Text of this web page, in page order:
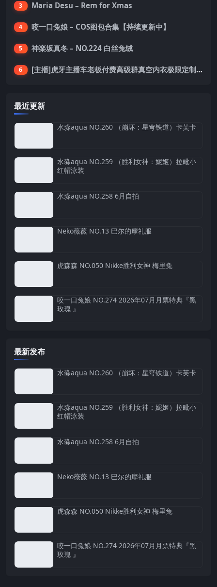
3 Maria Desu – Rem for Xmas
4 咬一口兔娘 – COS图包合集【持续更新中】
5 神楽坂真冬 – NO.224 白丝兔绒
6 [主播]虎牙主播车老板付费高级群真空内衣极限定制8分19
最近更新
水淼aqua NO.260 （崩坏：星穹铁道）卡芙卡
水淼aqua NO.259 （胜利女神：妮姬）拉毗小
红帽泳装
水淼aqua NO.258 6月自拍
Neko薇薇 NO.13 巴尔的摩礼服
虎森森 NO.050 Nikke胜利女神 梅里兔
咬一口兔娘 NO.274 2026年07月月票特典『黑
玫瑰 』
最新发布
水淼aqua NO.260 （崩坏：星穹铁道）卡芙卡
水淼aqua NO.259 （胜利女神：妮姬）拉毗小
红帽泳装
水淼aqua NO.258 6月自拍
Neko薇薇 NO.13 巴尔的摩礼服
虎森森 NO.050 Nikke胜利女神 梅里兔
咬一口兔娘 NO.274 2026年07月月票特典『黑
玫瑰 』